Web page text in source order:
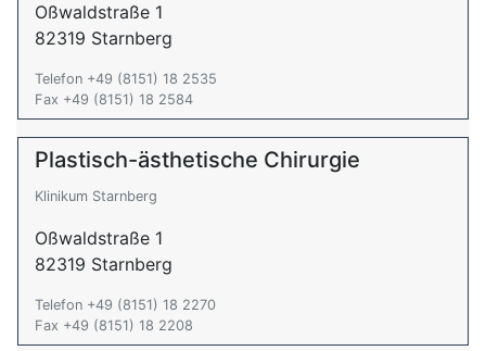
Oßwaldstraße 1
82319 Starnberg
Telefon +49 (8151) 18 2535
Fax +49 (8151) 18 2584
Plastisch-ästhetische Chirurgie
Klinikum Starnberg
Oßwaldstraße 1
82319 Starnberg
Telefon +49 (8151) 18 2270
Fax +49 (8151) 18 2208